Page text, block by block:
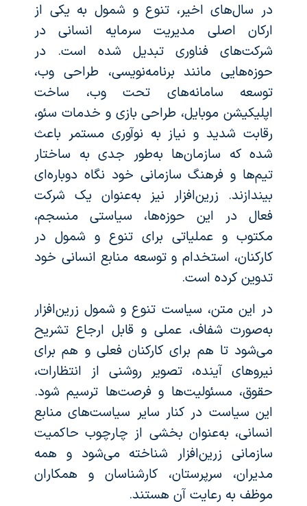
در سال‌های اخیر، تنوع و شمول به یکی از
ارکان اصلی مدیریت سرمایه انسانی در
شرکت‌های فناوری تبدیل شده است. در
حوزه‌هایی مانند برنامه‌نویسی، طراحی وب،
توسعه سامانه‌های تحت وب، ساخت
اپلیکیشن موبایل، طراحی بازی و خدمات سئو،
رقابت شدید و نیاز به نوآوری مستمر باعث
شده که سازمان‌ها به‌طور جدی به ساختار
تیم‌ها و فرهنگ سازمانی خود نگاه دوباره‌ای
بیندازند. زرین‌افزار نیز به‌عنوان یک شرکت
فعال در این حوزه‌ها، سیاستی منسجم،
مکتوب و عملیاتی برای تنوع و شمول در
کارکنان، استخدام و توسعه منابع انسانی خود
تدوین کرده است.
در این متن، سیاست تنوع و شمول زرین‌افزار
به‌صورت شفاف، عملی و قابل ارجاع تشریح
می‌شود تا هم برای کارکنان فعلی و هم برای
نیروهای آینده، تصویر روشنی از انتظارات،
حقوق، مسئولیت‌ها و فرصت‌ها ترسیم شود.
این سیاست در کنار سایر سیاست‌های منابع
انسانی، به‌عنوان بخشی از چارچوب حاکمیت
سازمانی زرین‌افزار شناخته می‌شود و همه
مدیران، سرپرستان، کارشناسان و همکاران
موظف به رعایت آن هستند.